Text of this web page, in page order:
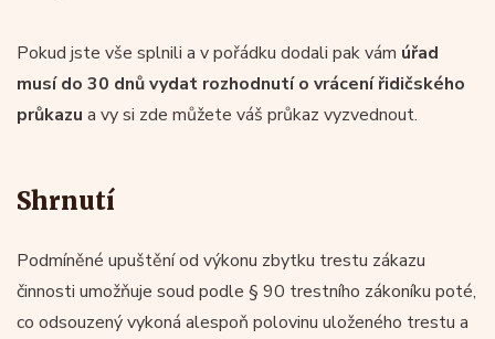
Pokud jste vše splnili a v pořádku dodali pak vám úřad
musí do 30 dnů vydat rozhodnutí o vrácení řidičského
průkazu a vy si zde můžete váš průkaz vyzvednout.
Shrnutí
Podmíněné upuštění od výkonu zbytku trestu zákazu
činnosti umožňuje soud podle § 90 trestního zákoníku poté,
co odsouzený vykoná alespoň polovinu uloženého trestu a